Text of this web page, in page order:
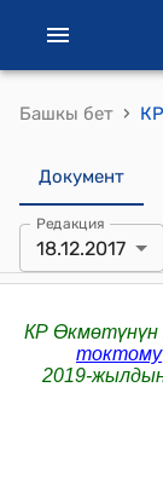
Башкы бет ›
Документ
Редакция
18.12.2017